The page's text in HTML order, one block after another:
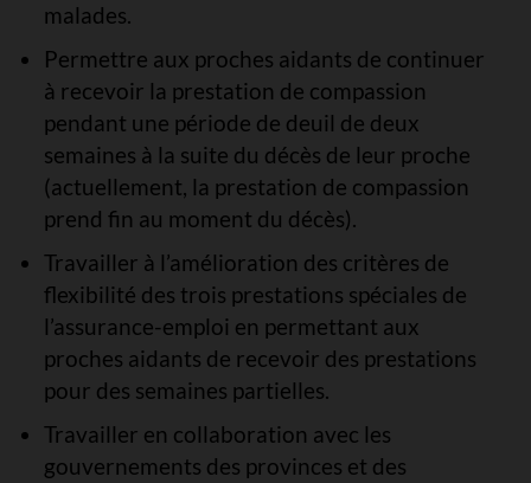
malades.
Permettre aux proches aidants de continuer
à recevoir la prestation de compassion
pendant une période de deuil de deux
semaines à la suite du décès de leur proche
(actuellement, la prestation de compassion
prend fin au moment du décès).
Travailler à l’amélioration des critères de
flexibilité des trois prestations spéciales de
l’assurance-emploi en permettant aux
proches aidants de recevoir des prestations
pour des semaines partielles.
Travailler en collaboration avec les
gouvernements des provinces et des